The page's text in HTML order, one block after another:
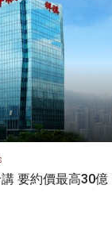
要約價最高30億